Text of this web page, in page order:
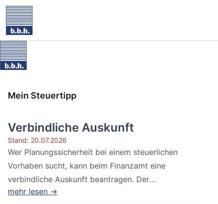
Mein Steuertipp
Verbindliche Auskunft
Stand: 20.07.2026
Wer Planungssicherheit bei einem steuerlichen
Vorhaben sucht, kann beim Finanzamt eine
verbindliche Auskunft beantragen. Der
Bundesfinanzhof...
mehr lesen →